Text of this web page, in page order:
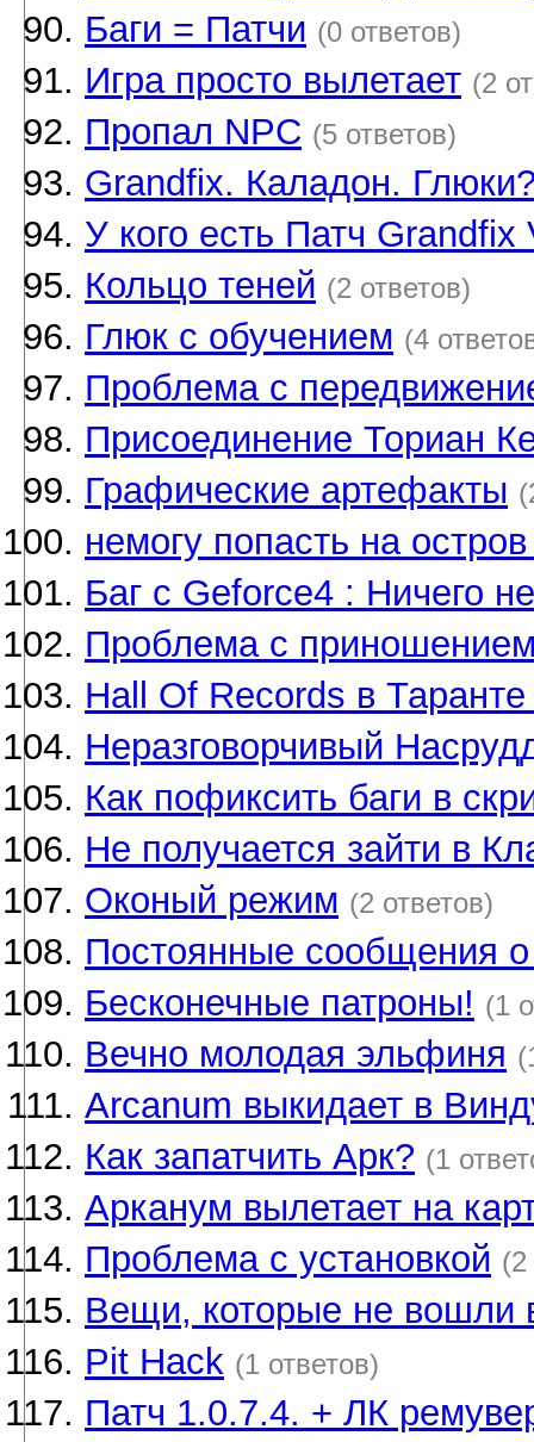
Баги = Патчи (0 ответов)
Игра просто вылетает (2
Пропал NPC (5 ответов)
Grandfix. Каладон.
У кого есть Патч Grandfix
Кольцо теней (2 ответов)
Глюк с обучением (4
Проблема с
Присоединение Ториан
Графические артефакты
немогу попасть на
Баг с Geforce4 : Ничего
Проблема с
Hall Of Records в
Неразговорчивый
Как пофиксить баги в
Не получается зайти в
Оконый режим (2 ответов)
Постоянные сообщения
Бесконечные патроны! (1
Вечно молодая эльфиня
Arcanum выкидает в
Как запатчить Арк? (1
Арканум вылетает на
Проблема с установкой (2
Вещи, которые не вошли
Pit Hack (1 ответов)
Патч 1.0.7.4. + ЛК